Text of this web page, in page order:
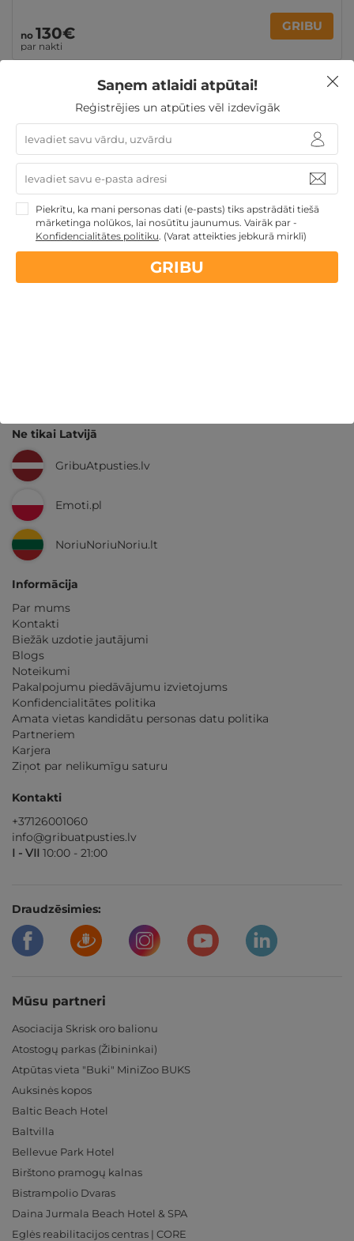
no 130€
par nakti
GRIBU
Atpūtai Valentīndienā
Atpūta Lieldienu brīvdienās
Atpūta maija brīvdienās
Derīgs arī VASARĀ
Atpūtai
Līgo svētkos
Dāvanas ar nakšņošanu
Romantiska
atpūta pārim
Atpūta diviem Atpūta Latvijā
Nekādasapkalpošanas un administrācijasmaksas
14 dienunaudas atmaksas garantija
Ne tikai Latvijā
GribuAtpusties.lv
Emoti.pl
NoriuNoriuNoriu.lt
Informācija
Par mums
Kontakti
Biežāk uzdotie jautājumi
Blogs
Noteikumi
Pakalpojumu piedāvājumu izvietojums
Konfidencialitātes politika
Amata vietas kandidātu personas datu politika
Partneriem
Karjera
Ziņot par nelikumīgu saturu
Kontakti
+37126001060
info@gribuatpusties.lv
I - VII 10:00 - 21:00
Draudzēsimies:
Mūsu partneri
Asociacija Skrisk oro balionu
Atostogų parkas (Žibininkai)
Atpūtas vieta "Buki" MiniZoo BUKS
Auksinės kopos
Baltic Beach Hotel
Baltvilla
Bellevue Park Hotel
Birštono pramogų kalnas
Bistrampolio Dvaras
Daina Jurmala Beach Hotel & SPA
Eglės reabilitacijos centras | CORE
Saņem atlaidi atpūtai!
Reģistrējies un atpūties vēl izdevīgāk
Piekrītu, ka mani personas dati (e-pasts) tiks apstrādāti tiešā
mārketinga nolūkos, lai nosūtītu jaunumus. Vairāk par -
Konfidencialitātes politiku. (Varat atteikties jebkurā mirklī)
GRIBU